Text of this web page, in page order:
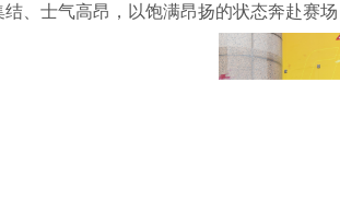
结、士气高昂，以饱满昂扬的状态奔赴赛